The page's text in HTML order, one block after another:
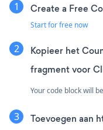
Create a Free
Start for free now
Kopieer het
fragment voor
Your code block will
Toevoegen aan